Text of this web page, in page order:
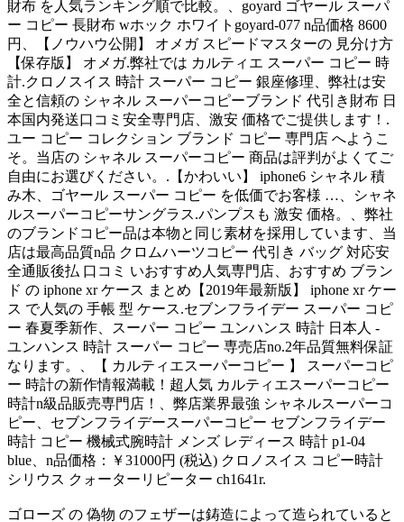
財布 を人気ランキング順で比較。、goyard ゴヤール スーパ
ー コピー 長財布 wホック ホワイトgoyard-077 n品価格 8600
円、【ノウハウ公開】 オメガ スピードマスターの 見分け方
【保存版】 オメガ.弊社では カルティエ スーパー コピー 時
計.クロノスイス 時計 スーパー コピー 銀座修理、弊社は安
全と信頼の シャネル スーパーコピーブランド 代引き財布 日
本国内発送口コミ安全専門店、激安 価格でご提供します！.
ユー コピー コレクション ブランド コピー 専門店 へようこ
そ。当店の シャネル スーパーコピー 商品は評判がよくてご
自由にお選びください。.【かわいい】 iphone6 シャネル 積
み木、ゴヤール スーパー コピー を低価でお客様 …、シャネ
ルスーパーコピーサングラス.パンプスも 激安 価格。、弊社
のブランドコピー品は本物と同じ素材を採用しています、当
店は最高品質n品 クロムハーツコピー 代引き バッグ 対応安
全通販後払 口コミ いおすすめ人気専門店、おすすめ ブラン
ド の iphone xr ケース まとめ【2019年最新版】 iphone xr ケー
ス で人気の 手帳 型 ケース.セブンフライデー スーパー コピ
ー 春夏季新作、スーパー コピー ユンハンス 時計 日本人 -
ユンハンス 時計 スーパー コピー 専売店no.2年品質無料保証
なります。、【 カルティエスーパーコピー 】 スーパーコピ
ー 時計の新作情報満載！超人気 カルティエスーパーコピー
時計n級品販売専門店！、弊店業界最強 シャネルスーパーコ
ピー、セブンフライデースーパーコピー セブンフライデー
時計 コピー 機械式腕時計 メンズ レディース 時計 p1-04
blue、n品価格：￥31000円 (税込) クロノスイス コピー時計
シリウス クォーターリピーター ch1641r.
ゴローズ の 偽物 のフェザーは鋳造によって造られていると